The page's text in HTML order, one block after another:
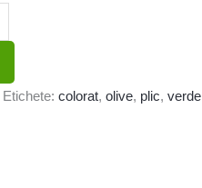
Etichete: colorat, olive, plic, verde